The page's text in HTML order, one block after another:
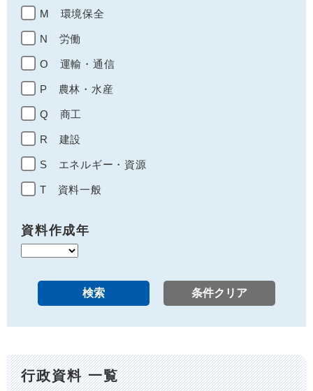
M 環境保全
N 労働
O 運輸・通信
P 農林・水産
Q 商工
R 建設
S エネルギー・資源
T 資料一般
資料作成年
行政資料 一覧